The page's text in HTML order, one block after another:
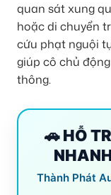
quan sát xung
hoặc di chuyển
cứu phạt nguội
giúp cô chủ
thông.
🚗 HỖ
Thành Phát